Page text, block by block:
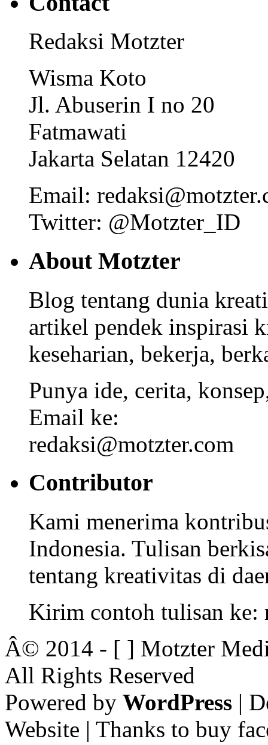
Redaksi Motzter
Wisma Koto
Jl. Abuserin I no 20
Fatmawati
Jakarta Selatan 12420
Email:
Twitter: @Motzter_ID
About Motzter
Blog tentang dunia
artikel pendek inspirasi
keseharian, bekerja,
Punya ide, cerita,
Email ke:
redaksi@motzter.com
Contributor
Kami menerima
Indonesia. Tulisan
tentang kreativitas di
Kirim contoh tulisan ke:
Â© 2014 - [ ] Motzter
All Rights Reserved
Powered by WordPress |
Website | Thanks to buy